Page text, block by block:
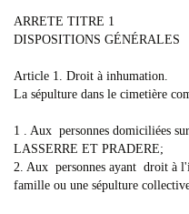
ARRETE TITRE 1
DISPOSITIONS GÉNÉRALES
Article 1. Droit à inhumation.
La sépulture dans le cimetière
1 . Aux personnes domiciliées
LASSERRE ET PRADERE;
2. Aux personnes ayant droit à
famille ou une sépulture